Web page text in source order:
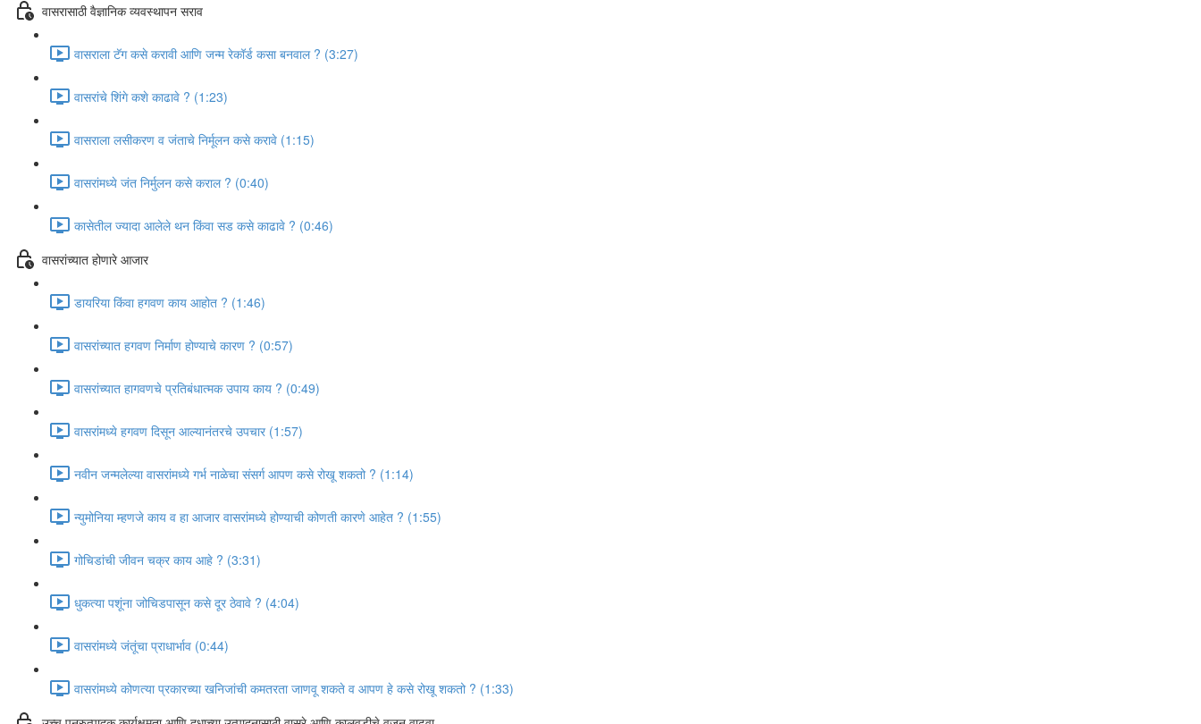
वासरासाठी वैज्ञानिक व्यवस्थापन सराव
वासराला टॅग कसे करावी आणि जन्म रेकॉर्ड कसा बनवाल ? (3:27)
वासरांचे शिंगे कशे काढावे ? (1:23)
वासराला लसीकरण व जंताचे निर्मूलन कसे करावे (1:15)
वासरांमध्ये जंत निर्मुलन कसे कराल ? (0:40)
कासेतील ज्यादा आलेले थन किंवा सड कसे काढावे ? (0:46)
वासरांच्यात होणारे आजार
डायरिया किंवा हगवण काय आहोत ? (1:46)
वासरांच्यात हगवण निर्माण होण्याचे कारण ? (0:57)
वासरांच्यात हागवणचे प्रतिबंधात्मक उपाय काय ? (0:49)
वासरांमध्ये हगवण दिसून आल्यानंतरचे उपचार (1:57)
नवीन जन्मलेल्या वासरांमध्ये गर्भ नाळेचा संसर्ग आपण कसे रोखू शकतो ? (1:14)
न्युमोनिया म्हणजे काय व हा आजार वासरांमध्ये होण्याची कोणती कारणे आहेत ? (1:55)
गोचिडांची जीवन चक्र काय आहे ? (3:31)
धुकत्या पशूंना जोचिडपासून कसे दूर ठेवावे ? (4:04)
वासरांमध्ये जंतूंचा प्राधार्भाव (0:44)
वासरांमध्ये कोणत्या प्रकारच्या खनिजांची कमतरता जाणवू शकते व आपण हे कसे रोखू शकतो ? (1:33)